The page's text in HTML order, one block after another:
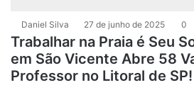
Daniel Silva 27 de junho de 2025 0
Trabalhar na Praia é Seu
em São Vicente Abre 58
Professor no Litoral de SP!